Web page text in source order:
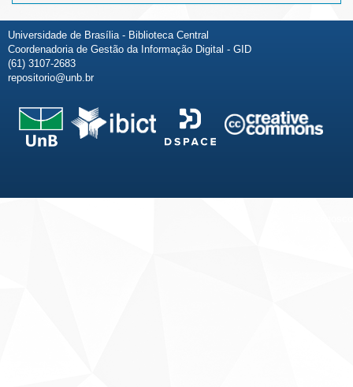
Universidade de Brasília - Biblioteca Central
Coordenadoria de Gestão da Informação Digital - GID
(61) 3107-2683
repositorio@unb.br